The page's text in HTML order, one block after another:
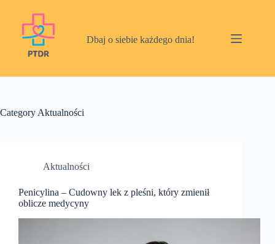
content
Dbaj o siebie każdego dnia!
Category Aktualności
Aktualności
Penicylina – Cudowny lek z pleśni, który zmienił
oblicze medycyny